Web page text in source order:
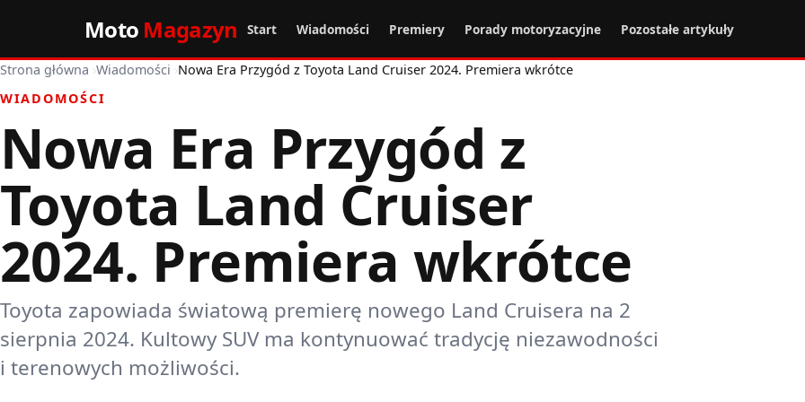
Moto Magazyn Start Wiadomości Premiery Porady motoryzacyjne Pozostałe artykuły
Strona główna ›Wiadomości ›Nowa Era Przygód z Toyota Land Cruiser 2024. Premiera wkrótce
WIADOMOŚCI
Nowa Era Przygód z
Toyota Land Cruiser
2024. Premiera wkrótce
Toyota zapowiada światową premierę nowego Land Cruisera na 2
sierpnia 2024. Kultowy SUV ma kontynuować tradycję niezawodności
i terenowych możliwości.